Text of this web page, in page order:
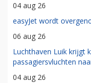
04 aug 26
easyJet wordt
06 aug 26
Luchthaven Luik krijgt
passagiersvluchten
04 aug 26